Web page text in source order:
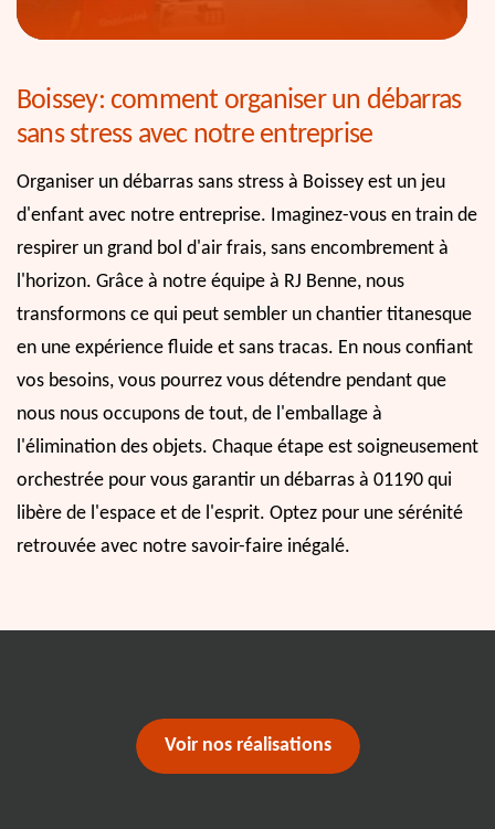
Boissey: comment organiser un débarras
sans stress avec notre entreprise
Organiser un débarras sans stress à Boissey est un jeu
d'enfant avec notre entreprise. Imaginez-vous en train de
respirer un grand bol d'air frais, sans encombrement à
l'horizon. Grâce à notre équipe à RJ Benne, nous
transformons ce qui peut sembler un chantier titanesque
en une expérience fluide et sans tracas. En nous confiant
vos besoins, vous pourrez vous détendre pendant que
nous nous occupons de tout, de l'emballage à
l'élimination des objets. Chaque étape est soigneusement
orchestrée pour vous garantir un débarras à 01190 qui
libère de l'espace et de l'esprit. Optez pour une sérénité
retrouvée avec notre savoir-faire inégalé.
Voir nos réalisations